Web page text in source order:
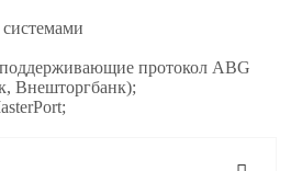
протокол ABG
Внешторгбанк);